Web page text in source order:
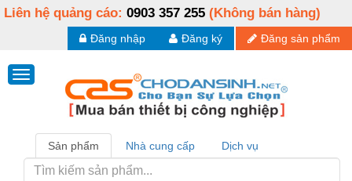
Liên hệ quảng cáo: 0903 357 255 (Không bán hàng)
Đăng sản phẩm
Đăng ký
Đăng nhập
Sản phẩm Nhà cung cấp Dịch vụ